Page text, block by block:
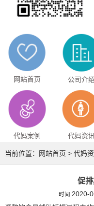
网站首页 公司介绍
代妈案例 代妈资讯
当前位置： 网站首页 > 代妈
促
时间: